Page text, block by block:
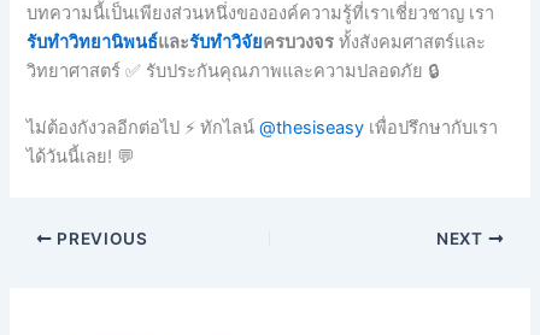
บทความนี้เป็นเพียงส่วนหนึ่งขององค์ความรู้ที่เราเชี่ยวชาญ เรา
รับทำวิทยานิพนธ์และรับทำวิจัยครบวงจร ทั้งสังคมศาสตร์และ
วิทยาศาสตร์ ✅ รับประกันคุณภาพและความปลอดภัย 🔒
ไม่ต้องกังวลอีกต่อไป ⚡ ทักไลน์@thesiseasy เพื่อปรึกษากับเรา
ได้วันนี้เลย! 💬
PREVIOUS NEXT